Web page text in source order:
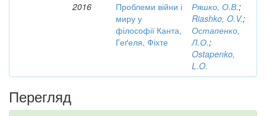
2016
Проблеми війни і
миру у
філософії Канта,
Геґеля, Фіхте
Ряшко, О.В.;
Riashko, O.V.;
Остапенко,
Л.О.;
Ostapenko,
L.O.
Перегляд